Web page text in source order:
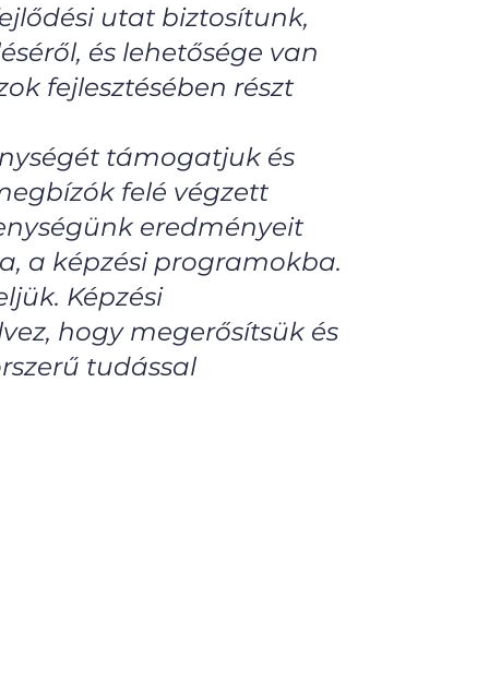
utat biztosítunk,
és lehetősége van
fejlesztésében részt
támogatjuk és
felé végzett
eredményeit
a képzési programokba.
Képzési
hogy megerősítsük és
tudással